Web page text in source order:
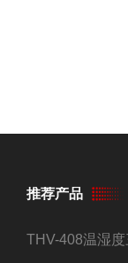
推荐产品